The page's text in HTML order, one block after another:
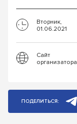
Вторник,
01.06.2021
Сайт
организатора
ПОДЕЛИТЬСЯ: